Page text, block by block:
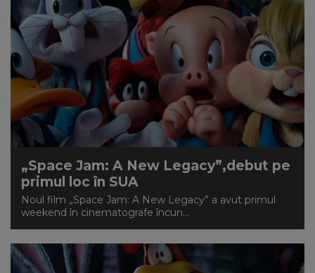
„Space Jam: A New Legacy”,debut pe
primul loc în SUA
Noul film „Space Jam: A New Legacy” a avut primul
weekend în cinematografe încun...